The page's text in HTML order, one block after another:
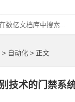
> 自动化 > 正文
技术的门禁系